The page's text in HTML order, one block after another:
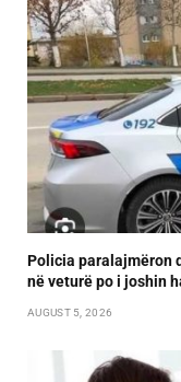
Policia paralajmëron
në veturë po i joshin
AUGUST 5, 2026